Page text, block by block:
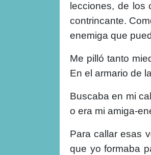
lecciones, de los
contrincante.
enemiga que
Me pilló tanto
En el armario de
Buscaba en mi
o era mi amiga-
Para callar esas
que yo formaba